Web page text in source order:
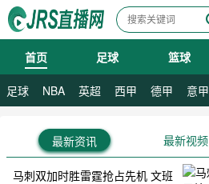
首页 足球 篮球
足球 NBA 英超 西甲 德甲 意甲
最新资讯 最新视频
马刺双加时胜雷霆抢占先机 文班
08月09日 星期日